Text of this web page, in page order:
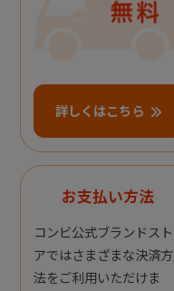
詳しくはこちら
お支払い方法
コンビ公式ブランドスト
アではさまざまな決済方
法をご利用いただけま